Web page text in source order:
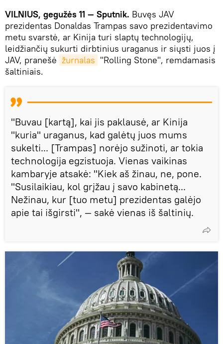
VILNIUS, gegužės 11 — Sputnik. Buvęs JAV
prezidentas Donaldas Trampas savo prezidentavimo
metu svarstė, ar Kinija turi slaptų technologijų,
leidžiančių sukurti dirbtinius uraganus ir siųsti juos į
JAV, pranešė žurnalas "Rolling Stone", remdamasis
šaltiniais.
"Buvau [kartą], kai jis paklausė, ar Kinija
"kuria" uraganus, kad galėtų juos mums
sukelti... [Trampas] norėjo sužinoti, ar tokia
technologija egzistuoja. Vienas vaikinas
kambaryje atsakė: "Kiek aš žinau, ne, pone.
"Susilaikiau, kol grįžau į savo kabinetą...
Nežinau, kur [tuo metu] prezidentas galėjo
apie tai išgirsti", — sakė vienas iš šaltinių.